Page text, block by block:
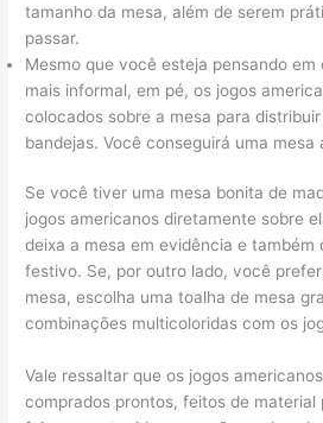
tamanho da mesa, além de serem
passar.
Mesmo que você esteja pensando
mais informal, em pé, os jogos
colocados sobre a mesa para
bandejas. Você conseguirá uma
Se você tiver uma mesa bonita de
jogos americanos diretamente sobre
deixa a mesa em evidência e também
festivo. Se, por outro lado, você
mesa, escolha uma toalha de mesa
combinações multicoloridas com os
Vale ressaltar que os jogos
comprados prontos, feitos de material